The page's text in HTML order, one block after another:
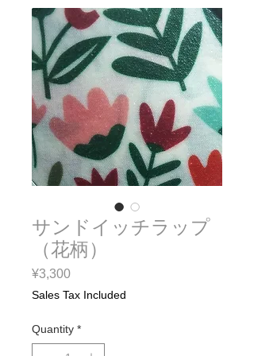
サンドイッチラップ
（花柄）
¥3,300Price
Sales Tax Included
Quantity *